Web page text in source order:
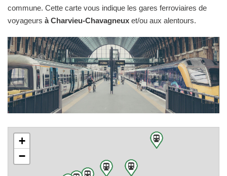
commune. Cette carte vous indique les gares ferroviaires de
voyageurs à Charvieu-Chavagneux et/ou aux alentours.
+
−